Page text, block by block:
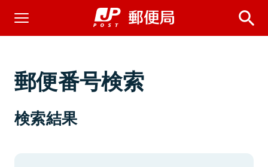
郵便番号検索
検索結果